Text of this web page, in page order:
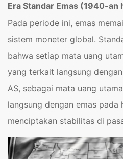
Era Standar Emas (1940-an
Pada periode ini, emas
sistem moneter global.
bahwa setiap mata uang
yang terkait langsung
AS, sebagai mata uang
langsung dengan emas
menciptakan stabilitas di